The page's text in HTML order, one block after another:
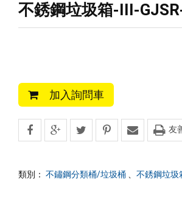
不銹鋼垃圾箱-III-
加入詢問車
友
類別： 不鏽鋼分類桶/垃圾桶 不銹鋼垃圾